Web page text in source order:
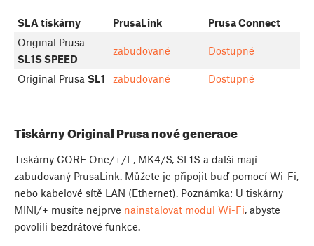
SLA tiskárny PrusaLink
Prusa Connect
Original Prusa
SL1S SPEED
zabudované Dostupné
Original Prusa SL1 zabudované Dostupné
Tiskárny Original Prusa nové generace
Tiskárny CORE One/+/L, MK4/S, SL1S a další mají
zabudovaný PrusaLink. Můžete je připojit buď pomocí Wi-Fi,
nebo kabelové sítě LAN (Ethernet). Poznámka: U tiskárny
MINI/+ musíte nejprve nainstalovat modul Wi-Fi, abyste
povolili bezdrátové funkce.